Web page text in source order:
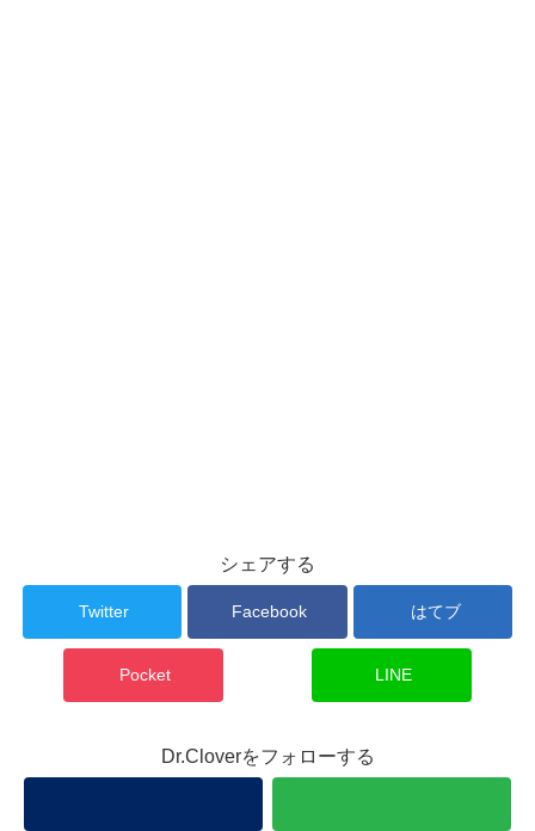
シェアする
Twitter Facebook はてブ
Pocket LINE
Dr.Cloverをフォローする